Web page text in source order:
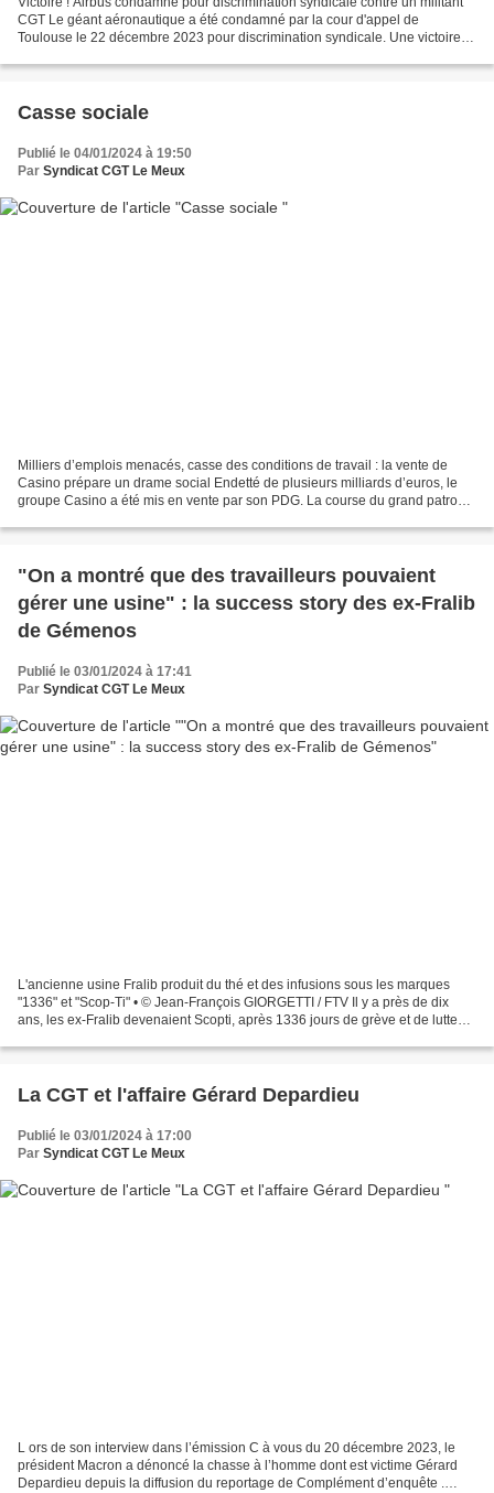
CGT Le géant aéronautique a été condamné par la cour d'appel de
Toulouse le 22 décembre 2023 pour discrimination syndicale. Une victoire
Casse sociale
Publié le 04/01/2024 à 19:50
Par Syndicat CGT Le Meux
Milliers d’emplois menacés, casse des conditions de travail : la vente de
Casino prépare un drame social Endetté de plusieurs milliards d’euros, le
groupe Casino a été mis en vente par son PDG. La course du grand patronat
"On a montré que des travailleurs pouvaient
gérer une usine" : la success story des ex-Fralib
de Gémenos
Publié le 03/01/2024 à 17:41
Par Syndicat CGT Le Meux
L'ancienne usine Fralib produit du thé et des infusions sous les marques
"1336" et "Scop-Ti" • © Jean-François GIORGETTI / FTV Il y a près de dix
ans, les ex-Fralib devenaient Scopti, après 1336 jours de grève et de lutte
La CGT et l'affaire Gérard Depardieu
Publié le 03/01/2024 à 17:00
Par Syndicat CGT Le Meux
L ors de son interview dans l’émission C à vous du 20 décembre 2023, le
président Macron a dénoncé la chasse à l’homme dont est victime Gérard
Depardieu depuis la diffusion du reportage de Complément d’enquête .